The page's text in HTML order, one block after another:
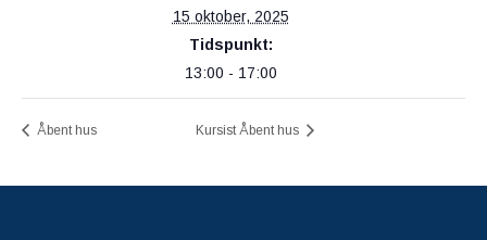
15 oktober, 2025
Tidspunkt:
13:00 - 17:00
Åbent hus Kursist Åbent hus